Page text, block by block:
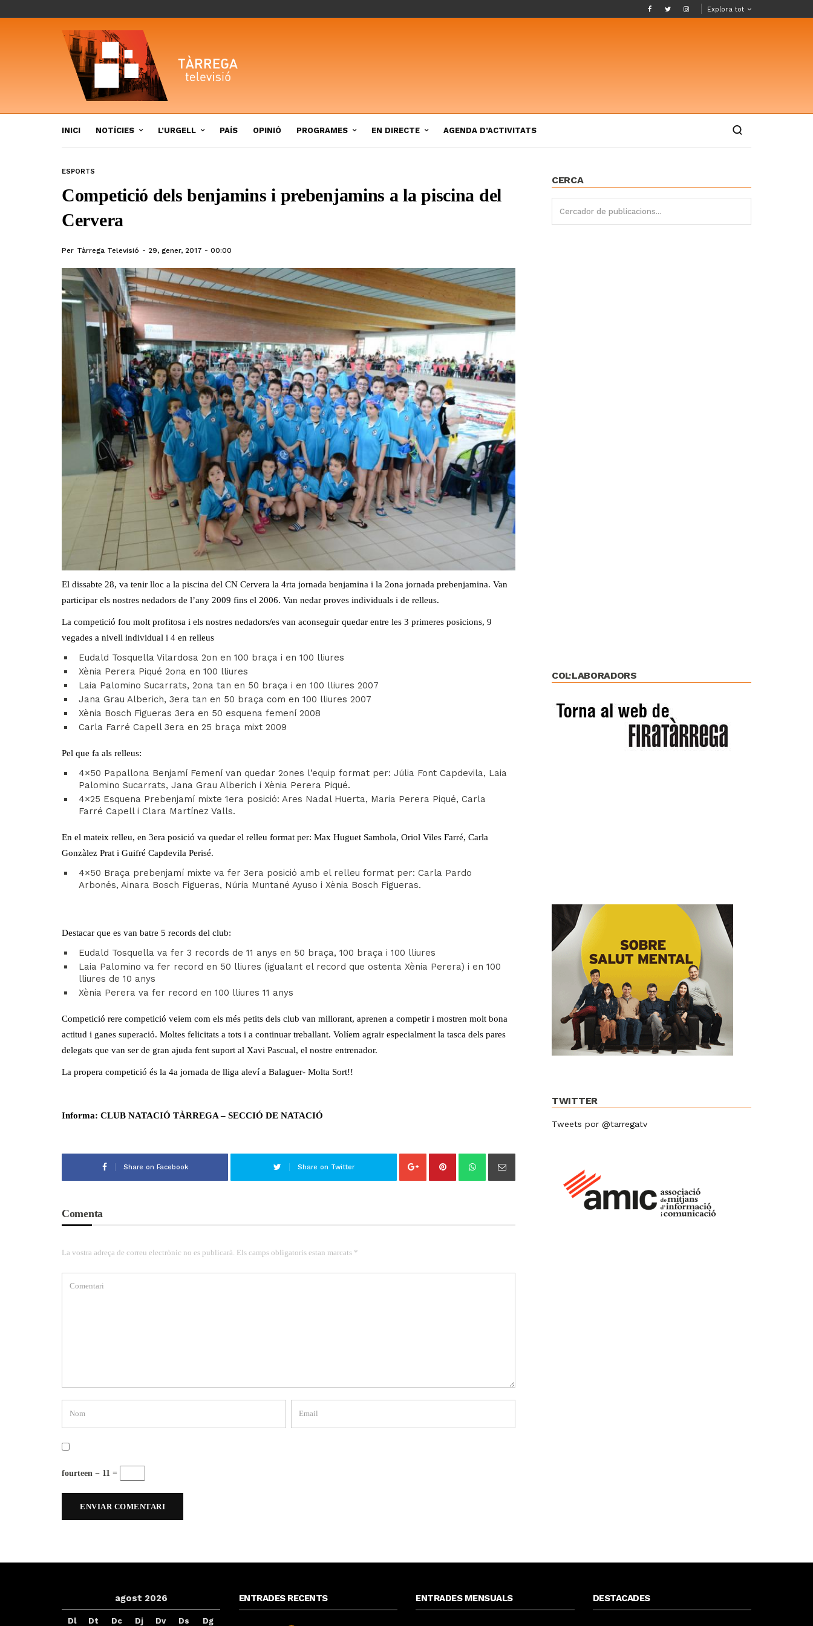
Explora tot
INICI NOTÍCIES L’URGELL PAÍS OPINIÓ PROGRAMES EN DIRECTE AGENDA D’ACTIVITATS
ESPORTS
Competició dels benjamins i prebenjamins a la piscina del
Cervera
Per Tàrrega Televisió 29, gener, 2017 - 00:00
El dissabte 28, va tenir lloc a la piscina del CN Cervera la 4rta jornada benjamina i la 2ona jornada prebenjamina. Van
participar els nostres nedadors de l’any 2009 fins el 2006. Van nedar proves individuals i de relleus.
La competició fou molt profitosa i els nostres nedadors/es van aconseguir quedar entre les 3 primeres posicions, 9
vegades a nivell individual i 4 en relleus
Eudald Tosquella Vilardosa 2on en 100 braça i en 100 lliures
Xènia Perera Piqué 2ona en 100 lliures
Laia Palomino Sucarrats, 2ona tan en 50 braça i en 100 lliures 2007
Jana Grau Alberich, 3era tan en 50 braça com en 100 lliures 2007
Xènia Bosch Figueras 3era en 50 esquena femení 2008
Carla Farré Capell 3era en 25 braça mixt 2009
Pel que fa als relleus:
4×50 Papallona Benjamí Femení van quedar 2ones l’equip format per: Júlia Font Capdevila, Laia
Palomino Sucarrats, Jana Grau Alberich i Xènia Perera Piqué.
4×25 Esquena Prebenjamí mixte 1era posició: Ares Nadal Huerta, Maria Perera Piqué, Carla
Farré Capell i Clara Martínez Valls.
En el mateix relleu, en 3era posició va quedar el relleu format per: Max Huguet Sambola, Oriol Viles Farré, Carla
Gonzàlez Prat i Guifré Capdevila Perisé.
4×50 Braça prebenjamí mixte va fer 3era posició amb el relleu format per: Carla Pardo
Arbonés, Ainara Bosch Figueras, Núria Muntané Ayuso i Xènia Bosch Figueras.
Destacar que es van batre 5 records del club:
Eudald Tosquella va fer 3 records de 11 anys en 50 braça, 100 braça i 100 lliures
Laia Palomino va fer record en 50 lliures (igualant el record que ostenta Xènia Perera) i en 100
lliures de 10 anys
Xènia Perera va fer record en 100 lliures 11 anys
Competició rere competició veiem com els més petits dels club van millorant, aprenen a competir i mostren molt bona
actitud i ganes superació. Moltes felicitats a tots i a continuar treballant. Volíem agrair especialment la tasca dels pares
delegats que van ser de gran ajuda fent suport al Xavi Pascual, el nostre entrenador.
La propera competició és la 4a jornada de lliga aleví a Balaguer- Molta Sort!!
Informa: CLUB NATACIÓ TÀRREGA – SECCIÓ DE NATACIÓ
Share on Facebook Share on Twitter
Comenta
La vostra adreça de correu electrònic no es publicarà. Els camps obligatoris estan marcats *
fourteen − 11 =
CERCA
COL·LABORADORS
TWITTER
Tweets por @tarregatv
agost 2026
Dl Dt Dc Dj Dv Ds Dg
ENTRADES RECENTS ENTRADES MENSUALS DESTACADES